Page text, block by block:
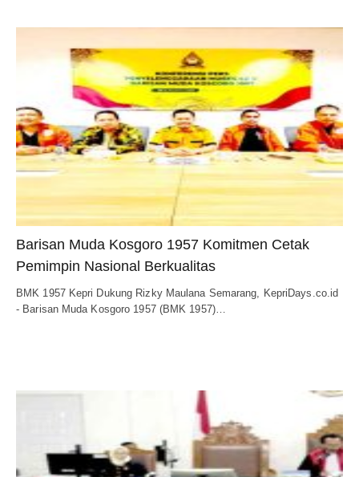
Barisan Muda Kosgoro 1957 Komitmen Cetak
Pemimpin Nasional Berkualitas
BMK 1957 Kepri Dukung Rizky Maulana Semarang, KepriDays.co.id
- Barisan Muda Kosgoro 1957 (BMK 1957)…